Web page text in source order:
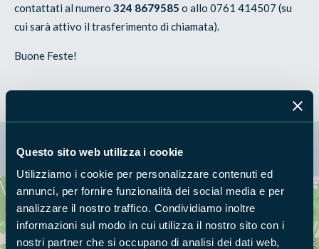
Questo sito web utilizza i cookie
Utilizziamo i cookie per personalizzare contenuti ed
annunci, per fornire funzionalità dei social media e per
analizzare il nostro traffico. Condividiamo inoltre
informazioni sul modo in cui utilizza il nostro sito con i
nostri partner che si occupano di analisi dei dati web,
contattati al numero324 8679585 o allo 0761 414507 (su
cui sarà attivo il trasferimento di chiamata).
Buone Feste!
Cerca nella mappa OPZIONI